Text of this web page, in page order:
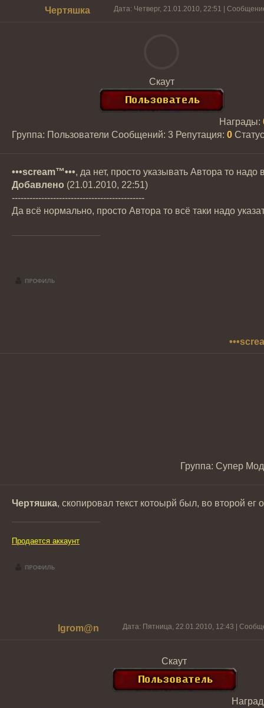
Чертяшка Дата: Четверг, 21.01.2010, 22:51 |
Скаут
Группа: Пользователи Сообщений: 3
Награды:
Репутация: 0
•••scream™•••, да нет, просто указывать Автора то надо
Добавлено (21.01.2010, 22:51)
---------------------------------------------
Да всё нормально, просто Автора то всё таки надо
Группа: Супер
Чертяшка, скопировал текст котоырй был, во второй ег
Продается аккаунт
Igrom@n Дата: Пятница, 22.01.2010, 12:43 |
Скаут